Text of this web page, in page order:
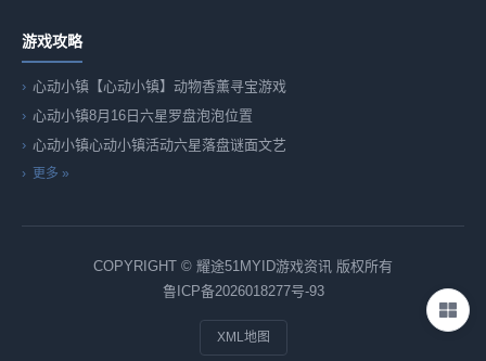
游戏攻略
心动小镇【心动小镇】动物香薰寻宝游戏
心动小镇8月16日六星罗盘泡泡位置
心动小镇心动小镇活动六星落盘谜面文艺
更多 »
COPYRIGHT © 耀途51MYID游戏资讯 版权所有
鲁ICP备2026018277号-93
XML地图